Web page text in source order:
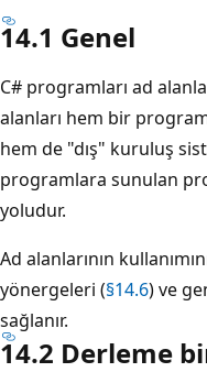
14.1 Genel
C# programları ad
alanları hem bir
hem de "dış" kuruluş
programlara sunulan
yoludur.
Ad alanlarının
yönergeleri (§14.6) ve
sağlanır.
14.2 Derleme